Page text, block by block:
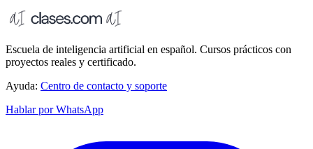
Escuela de inteligencia artificial en español. Cursos prácticos con
proyectos reales y certificado.
Ayuda: Centro de contacto y soporte
Hablar por WhatsApp